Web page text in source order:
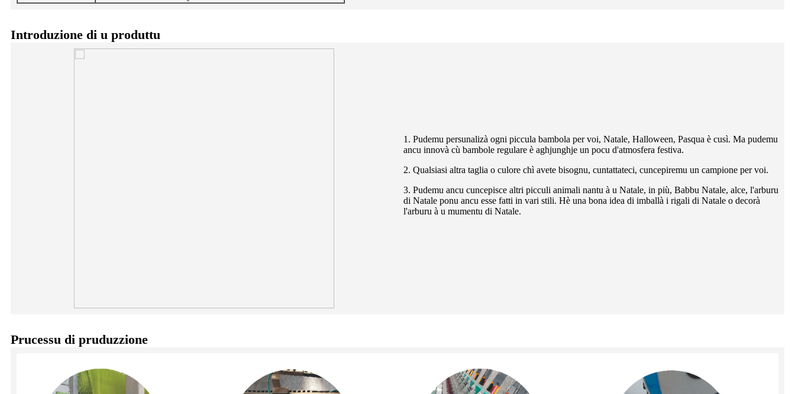
Introduzione di u produttu
1. Pudemu persunalizà ogni piccula bambola per voi, Natale, Halloween, Pasqua è cusì. Ma pudemu
ancu innovà cù bambole regulare è aghjunghje un pocu d'atmosfera festiva.
2. Qualsiasi altra taglia o culore chì avete bisognu, cuntattateci, cuncepiremu un campione per voi.
3. Pudemu ancu cuncepisce altri picculi animali nantu à u Natale, in più, Babbu Natale, alce, l'arburu
di Natale ponu ancu esse fatti in vari stili. Hè una bona idea di imballà i rigali di Natale o decorà
l'arburu à u mumentu di Natale.
Prucessu di pruduzzione